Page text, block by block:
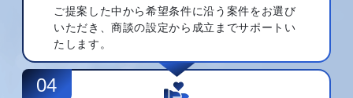
ご提案した中から希望条件に沿う案件をお選び
いただき、商談の設定から成立までサポートい
たします。
04